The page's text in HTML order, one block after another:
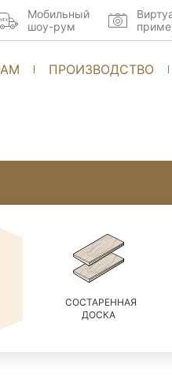
ПРОИЗВОДСТВО
Мобильный
шоу-рум
СОСТАРЕННАЯ
ДОСКА